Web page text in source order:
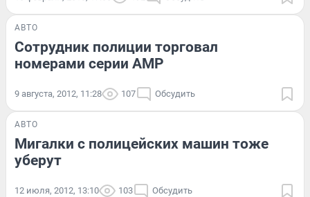
АВТО
Сотрудник полиции торговал
номерами серии АМР
9 августа, 2012, 11:28 107 Обсудить
АВТО
Мигалки с полицейских машин тоже
уберут
12 июля, 2012, 13:10 103 Обсудить